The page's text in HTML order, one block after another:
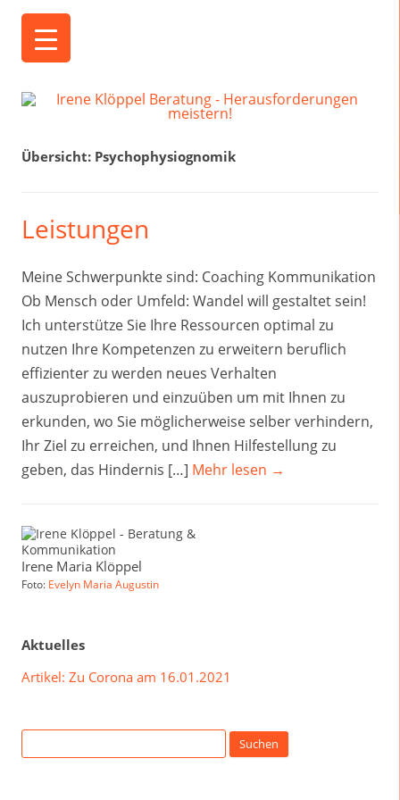
Übersicht: Psychophysiognomik
Leistungen
Meine Schwerpunkte sind: Coaching Kommunikation
Ob Mensch oder Umfeld: Wandel will gestaltet sein!
Ich unterstütze Sie Ihre Ressourcen optimal zu
nutzen Ihre Kompetenzen zu erweitern beruflich
effizienter zu werden neues Verhalten
auszuprobieren und einzuüben um mit Ihnen zu
erkunden, wo Sie möglicherweise selber verhindern,
Ihr Ziel zu erreichen, und Ihnen Hilfestellung zu
geben, das Hindernis […] Mehr lesen →
Irene Maria Klöppel
Foto: Evelyn Maria Augustin
Aktuelles
Artikel: Zu Corona am 16.01.2021
nach: